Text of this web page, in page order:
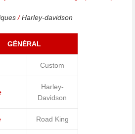
/Harley-davidson
GÉNÉRAL
Custom
Harley-
Davidson
Road King